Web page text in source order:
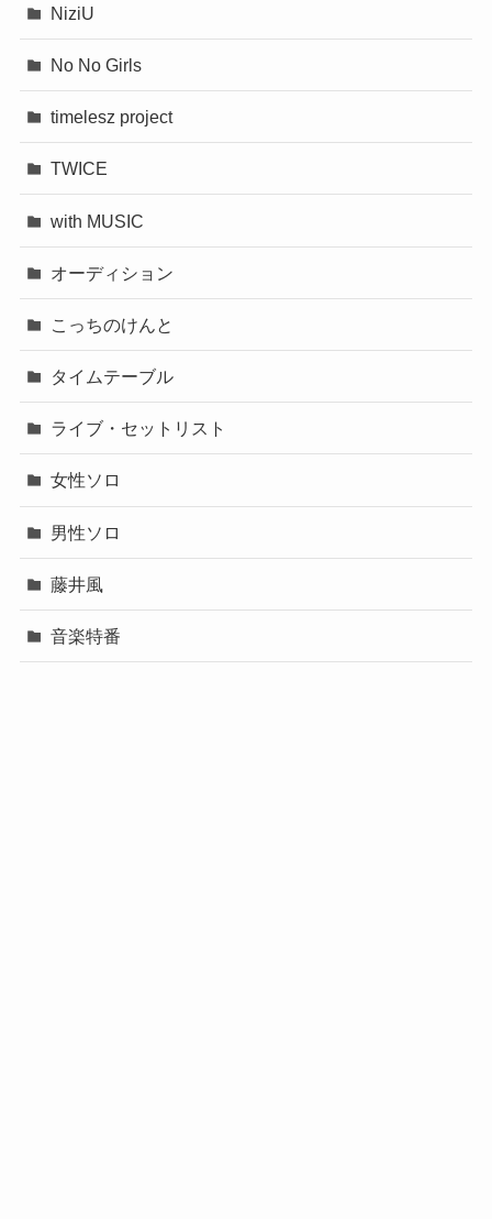
NiziU
No No Girls
timelesz project
TWICE
with MUSIC
オーディション
こっちのけんと
タイムテーブル
ライブ・セットリスト
女性ソロ
男性ソロ
藤井風
音楽特番